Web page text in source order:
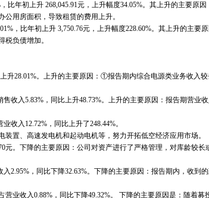
年初上升 268,045.91元，上升幅度34.05%。其上升的主要原
用房面积，导致租赁的费用上升。
，比年初上升 3,750.76元，上升幅度228.60%。其上升的主要
负债增加。
28.01%。上升的主要原因：①报告期内综合电源类业务收入
入5.83%，同比上升48.73%。上升的主要原因：报告期营业收
入12.72%，同比上升了248.44%。
、高速发电机和起动电机等，努力开拓低空经济应用市场。
。下降的主要原因：公司对资产进行了严格管理，对库龄较长
，同比下降32.63%。下降的主要原因：报告期内，收到
业收入0.88%，同比下降49.32%。 下降的主要原因是：随着募